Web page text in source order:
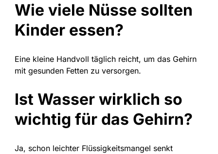
Wie viele Nüsse sollten
Kinder essen?
Eine kleine Handvoll täglich reicht, um das Gehirn
mit gesunden Fetten zu versorgen.
Ist Wasser wirklich so
wichtig für das Gehirn?
Ja, schon leichter Flüssigkeitsmangel senkt